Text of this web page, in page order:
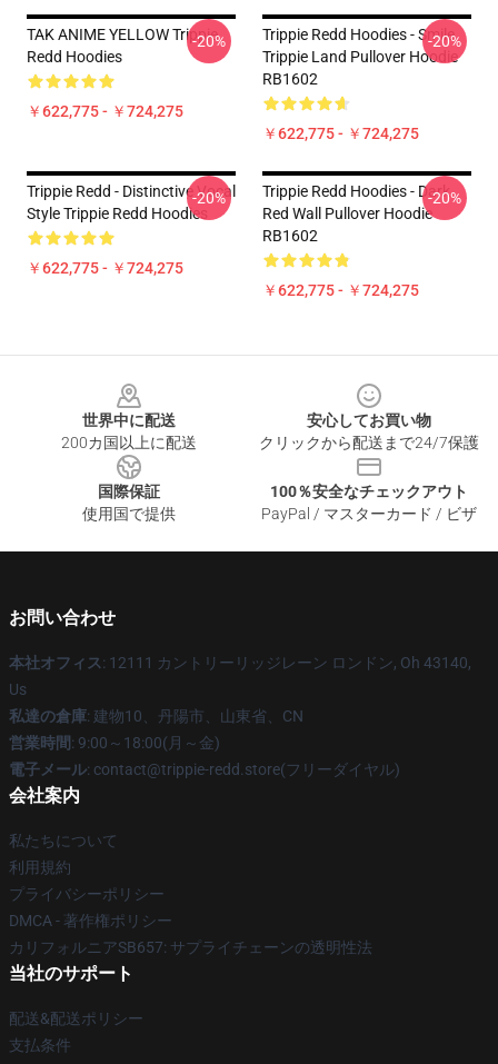
TAK ANIME YELLOW Trippie
Redd Hoodies
￥622,775 - ￥724,275
-20%
Trippie Redd Hoodies - Smile
Trippie Land Pullover Hoodie
RB1602
￥622,775 - ￥724,275
-20%
Trippie Redd - Distinctive Vocal
Style Trippie Redd Hoodies
￥622,775 - ￥724,275
-20%
Trippie Redd Hoodies - Dark
Red Wall Pullover Hoodie
RB1602
￥622,775 - ￥724,275
-20%
世界中に配送
200カ国以上に配送
安心してお買い物
クリックから配送まで24/7保護
国際保証
使用国で提供
100％安全なチェックアウト
PayPal / マスターカード / ビザ
お問い合わせ
本社オフィス: 12111 カントリーリッジレーン ロンドン, Oh 43140,
Us
私達の倉庫: 建物10、丹陽市、山東省、CN
営業時間: 9:00～18:00(月～金)
電子メール: contact@trippie-redd.store(フリーダイヤル)
会社案内
私たちについて
利用規約
プライバシーポリシー
DMCA - 著作権ポリシー
カリフォルニアSB657: サプライチェーンの透明性法
当社のサポート
配送&配送ポリシー
支払条件